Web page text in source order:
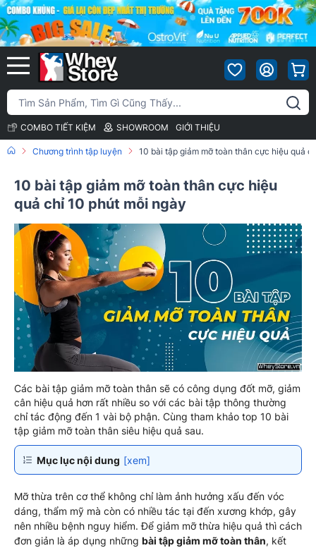
COMBO TIẾT KIỆM SHOWROOM GIỚI THIỆU
Chương trình tập luyện 10 bài tập giảm mỡ toàn thân cực hiệu quả
10 bài tập giảm mỡ toàn thân cực hiệu
quả chỉ 10 phút mỗi ngày
Các bài tập giảm mỡ toàn thân sẽ có công dụng đốt mỡ, giảm
cân hiệu quả hơn rất nhiều so với các bài tập thông thường
chỉ tác động đến 1 vài bộ phận. Cùng tham khảo top 10 bài
tập giảm mỡ toàn thân siêu hiệu quả sau.
Mục lục nội dung [xem]
Mỡ thừa trên cơ thể không chỉ làm ảnh hưởng xấu đến vóc
dáng, thẩm mỹ mà còn có nhiều tác tại đến xương khớp, gây
nên nhiều bệnh nguy hiểm. Để giảm mỡ thừa hiệu quả thì cách
đơn giản là áp dụng những bài tập giảm mỡ toàn thân, kết